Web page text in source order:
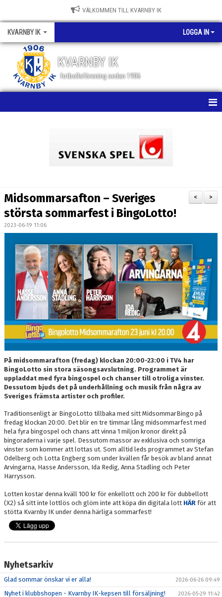
VÄLKOMMEN TILL KVARNBY IK
KVARNBY IK LOGGA IN
KVARNBY IK
fotbollsförening sedan 1906
BILDGALLERI
MEDLEMSKAP
LEDARE
KONTAKT
>
<
Midsommarsafton – Sveriges
största sommarfest i BingoLotto!
2023-06-19 11:06
På midsommarafton (fredag) klockan 20:00-23:00 i TV4 har
BingoLotto sin stora säsongsavslutning. Programmet är
uppladdat med fyra bingospel och chanser till otroliga vinster.
Dessutom bjuds det på underhållning och musik från några av
Sveriges främsta artister och profiler.
Traditionsenligt är BingoLotto tillbaka med sitt MidsommarBingo på
fredag klockan 20:00. Det blir en tre timmar lång midsommarfest med
hela fyra bingospel och chans att vinna 1 miljon kronor direkt på
bingoraderna i varje spel. Dessutom massor av exklusiva och somriga
vinster som kommer att lottas ut. Som alltid leds programmet av Stefan
Odelberg och Lotta Engberg som under kvällen får besök av bland annat
Arvingarna, Hasse Andersson, Ida Redig, Anna Stadling och Peter
Harrysson.
Lotten kostar denna kväll 100 kr för enkellott och 200 kr för dubbellott
(X2) så sitt inte lottlös och glöm inte att köpa din digitala lott HÄR för att
stötta Kvarnby IK under denna härliga sommarfest!
Nyhetsarkiv
Glad sommar önskar vi er alla! 2026-06-26 09:49
Nyhet i klubbshopen - Kvarnby IK-kepsen till försäljning! 2026-05-29 11:42